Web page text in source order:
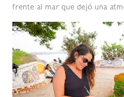
frente al mar que dejó una